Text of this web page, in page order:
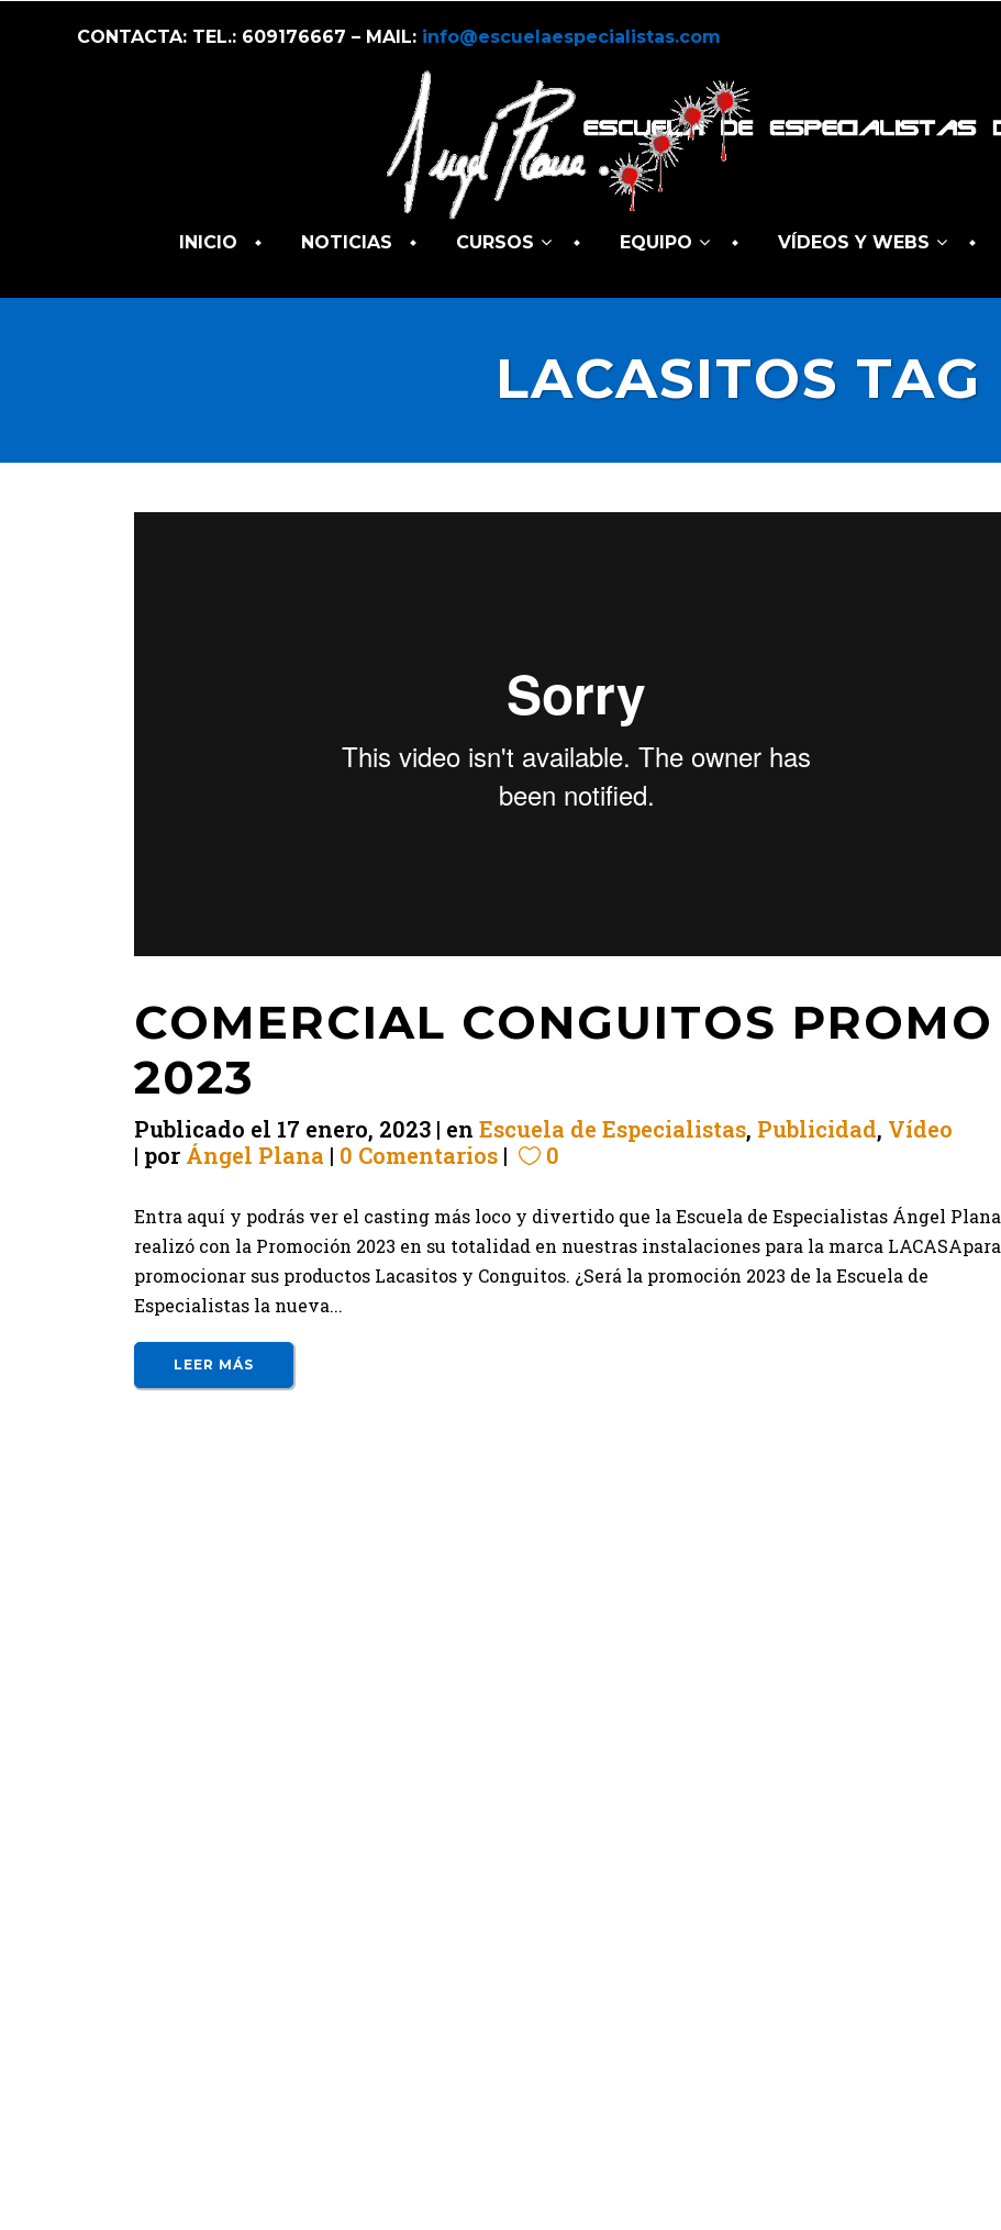
CONTACTA: TEL.: 609176667 – MAIL: info@escuelaespecialistas.com
INICIO NOTICIAS CURSOS EQUIPO VÍDEOS Y WEBS
LACASITOS TAG
COMERCIAL CONGUITOS PROMO
2023
Publicado el 17 enero, 2023 en Escuela de Especialistas, Publicidad, Vídeo
por Ángel Plana 0 Comentarios 0
Entra aquí y podrás ver el casting más loco y divertido que la Escuela de Especialistas Ángel Plana
realizó con la Promoción 2023 en su totalidad en nuestras instalaciones para la marca LACASApara
promocionar sus productos Lacasitos y Conguitos. ¿Será la promoción 2023 de la Escuela de
Especialistas la nueva...
LEER MÁS